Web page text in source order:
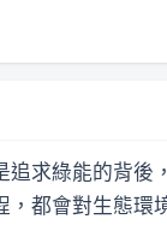
求綠能的背後
都會對生態環